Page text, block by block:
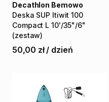
Deska SUP Itiwit 100
Compact L 10'​/​35"​/​6"
(zestaw)
Decathlon Bemowo
50,00 zł / dzień